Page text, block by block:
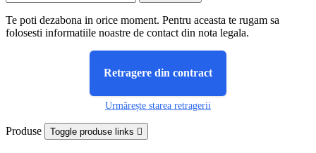
Te poti dezabona in orice moment. Pentru aceasta te rugam sa
folosesti informatiile noastre de contact din nota legala.
Retragere din contract
Urmărește starea retragerii
Produse Toggle produse links 